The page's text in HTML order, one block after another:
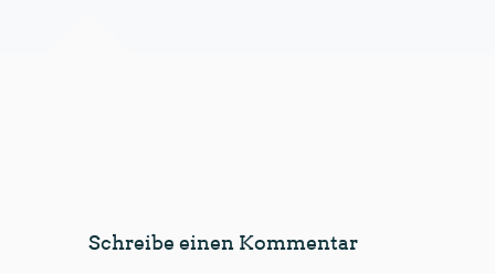
Schreibe einen Kommentar